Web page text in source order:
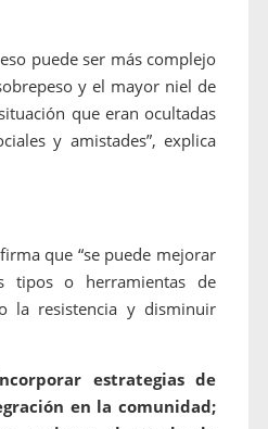
puede ser más complejo
y el mayor niel de
que eran ocultadas
y amistades”, explica
que “se puede mejorar
tipos o herramientas de
la resistencia y disminuir
estrategias de
en la comunidad;